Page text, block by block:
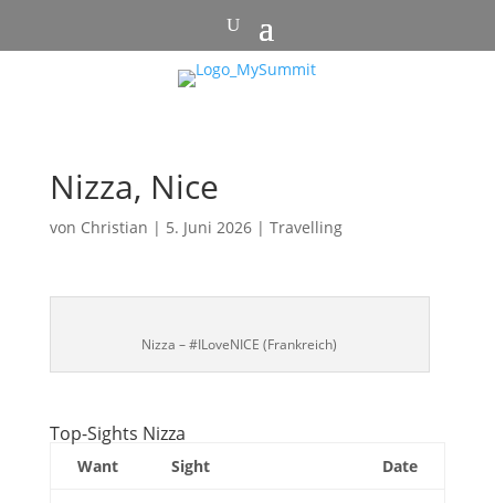
Nizza, Nice
von Christian | 5. Juni 2026| Travelling
Nizza – #ILoveNICE (Frankreich)
Top-Sights Nizza
Want Sight Date